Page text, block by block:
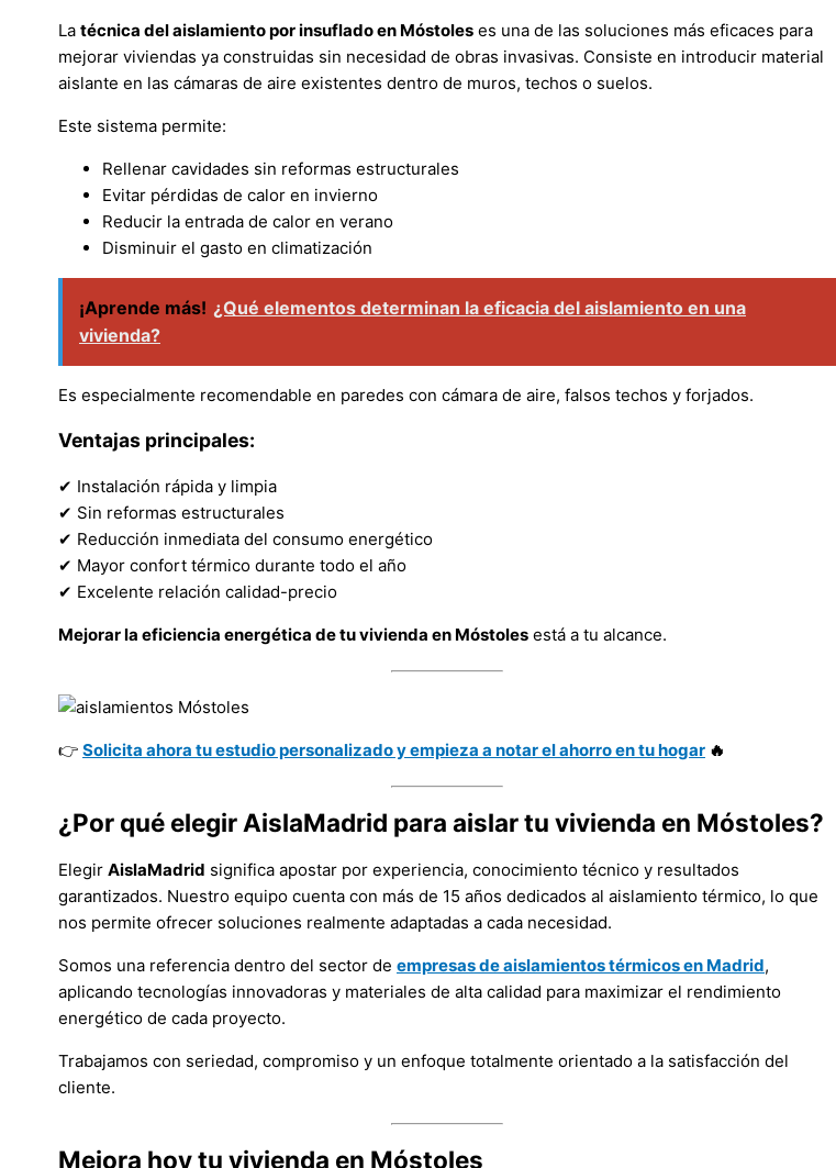
La técnica del aislamiento por insuflado en Móstoles es una de las soluciones más eficaces para
mejorar viviendas ya construidas sin necesidad de obras invasivas. Consiste en introducir material
aislante en las cámaras de aire existentes dentro de muros, techos o suelos.
Este sistema permite:
Rellenar cavidades sin reformas estructurales
Evitar pérdidas de calor en invierno
Reducir la entrada de calor en verano
Disminuir el gasto en climatización
¡Aprende más! ¿Qué elementos determinan la eficacia del aislamiento en una
vivienda?
Es especialmente recomendable en paredes con cámara de aire, falsos techos y forjados.
Ventajas principales:
✔ Instalación rápida y limpia
✔ Sin reformas estructurales
✔ Reducción inmediata del consumo energético
✔ Mayor confort térmico durante todo el año
✔ Excelente relación calidad-precio
Mejorar la eficiencia energética de tu vivienda en Móstoles está a tu alcance.
👉 Solicita ahora tu estudio personalizado y empieza a notar el ahorro en tu hogar 🔥
¿Por qué elegir AislaMadrid para aislar tu vivienda en Móstoles?
Elegir AislaMadrid significa apostar por experiencia, conocimiento técnico y resultados
garantizados. Nuestro equipo cuenta con más de 15 años dedicados al aislamiento térmico, lo que
nos permite ofrecer soluciones realmente adaptadas a cada necesidad.
Somos una referencia dentro del sector de empresas de aislamientos térmicos en Madrid,
aplicando tecnologías innovadoras y materiales de alta calidad para maximizar el rendimiento
energético de cada proyecto.
Trabajamos con seriedad, compromiso y un enfoque totalmente orientado a la satisfacción del
cliente.
Mejora hoy tu vivienda en Móstoles